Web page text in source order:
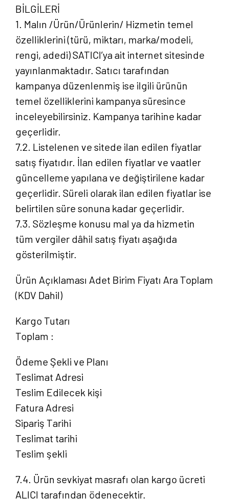
BİLGİLERİ
1. Malın /Ürün/Ürünlerin/ Hizmetin temel
özelliklerini (türü, miktarı, marka/modeli,
rengi, adedi) SATICI’ya ait internet sitesinde
yayınlanmaktadır. Satıcı tarafından
kampanya düzenlenmiş ise ilgili ürünün
temel özelliklerini kampanya süresince
inceleyebilirsiniz. Kampanya tarihine kadar
geçerlidir.
7.2. Listelenen ve sitede ilan edilen fiyatlar
satış fiyatıdır. İlan edilen fiyatlar ve vaatler
güncelleme yapılana ve değiştirilene kadar
geçerlidir. Süreli olarak ilan edilen fiyatlar ise
belirtilen süre sonuna kadar geçerlidir.
7.3. Sözleşme konusu mal ya da hizmetin
tüm vergiler dâhil satış fiyatı aşağıda
gösterilmiştir.
Ürün Açıklaması Adet Birim Fiyatı Ara Toplam
(KDV Dahil)
Kargo Tutarı
Toplam :
Ödeme Şekli ve Planı
Teslimat Adresi
Teslim Edilecek kişi
Fatura Adresi
Sipariş Tarihi
Teslimat tarihi
Teslim şekli
7.4. Ürün sevkiyat masrafı olan kargo ücreti
ALICI tarafından ödenecektir.